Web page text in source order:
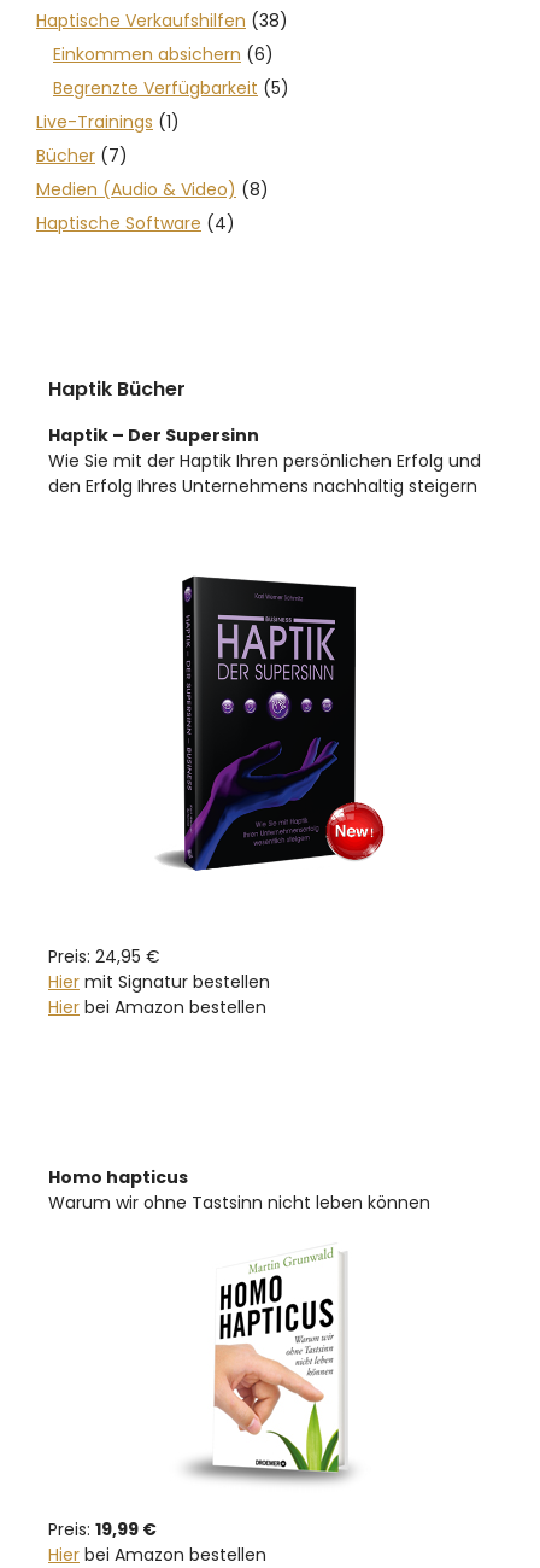
Haptische Verkaufshilfen (38)
Einkommen absichern (6)
Begrenzte Verfügbarkeit (5)
Live-Trainings (1)
Bücher (7)
Medien (Audio & Video) (8)
Haptische Software (4)
Haptik Bücher
Haptik – Der Supersinn
Wie Sie mit der Haptik Ihren persönlichen Erfolg und
den Erfolg Ihres Unternehmens nachhaltig steigern
Preis: 24,95 €
Hier mit Signatur bestellen
Hier bei Amazon bestellen
Homo hapticus
Warum wir ohne Tastsinn nicht leben können
Preis: 19,99 €
Hier bei Amazon bestellen